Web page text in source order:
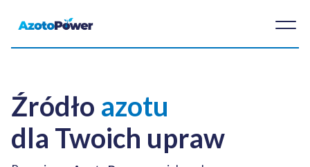
Źródło azotu
dla Twoich upraw